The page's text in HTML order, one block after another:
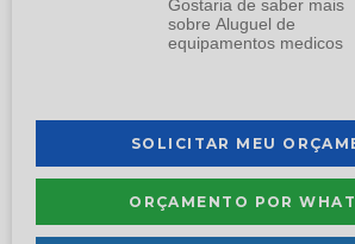
SOLICITAR MEU
ORÇAMENTO POR